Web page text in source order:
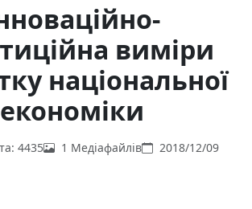
виміри
національної
економіки
4435 1 Медіафайлів 2018/12/09